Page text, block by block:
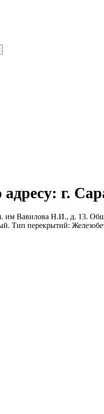
г.
им Вавилова Н.И., д. 13.
Тип перекрытий: